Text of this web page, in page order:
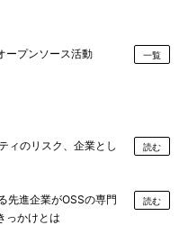
プンソース活動 一覧
ィのリスク、企業とし
読む
先進企業がOSSの専門
っかけとは
読む